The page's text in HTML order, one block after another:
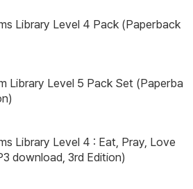
Library Level 4 Pack (Paperback
Library Level 5 Pack Set (Paperba
Library Level 4 : Eat, Pray, Love
download, 3rd Edition)